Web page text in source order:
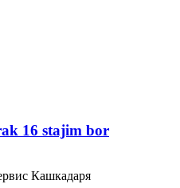
16 stajim bor
Кашкадаря